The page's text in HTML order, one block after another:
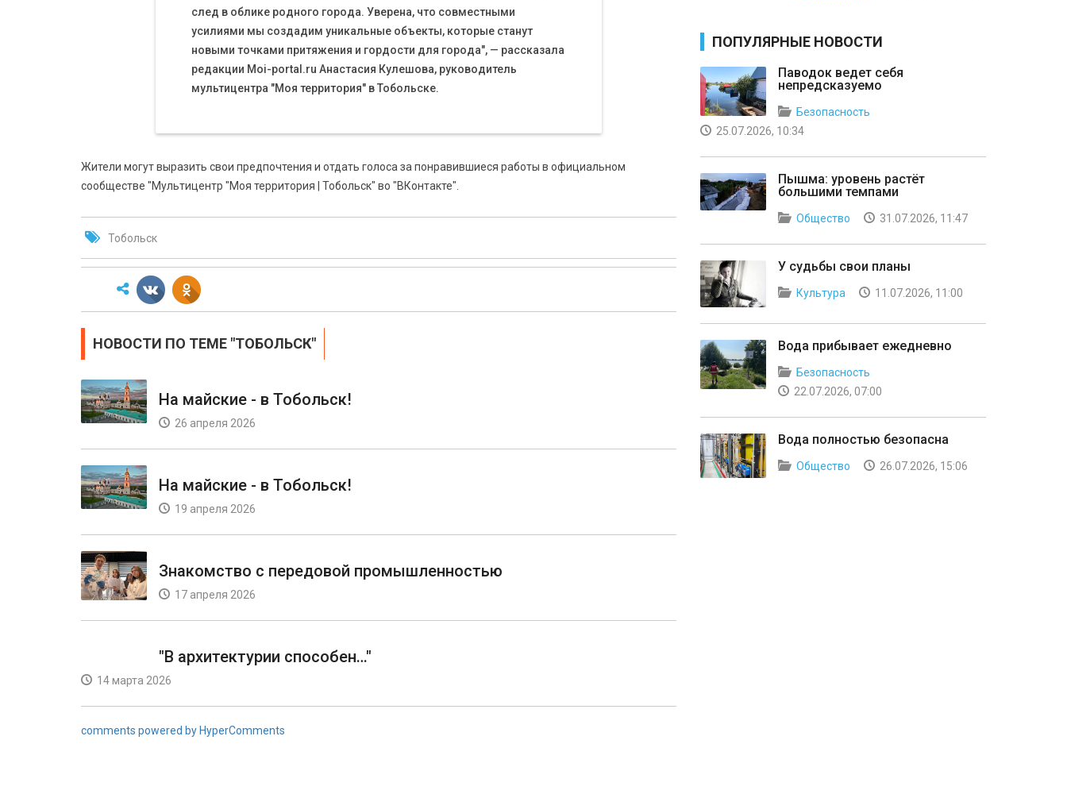
след в облике родного города. Уверена, что совместными
усилиями мы создадим уникальные объекты, которые станут
новыми точками притяжения и гордости для города", — рассказала
редакции Moi-portal.ru Анастасия Кулешова, руководитель
мультицентра "Моя территория" в Тобольске.
Жители могут выразить свои предпочтения и отдать голоса за понравившиеся работы в официальном
сообществе "Мультицентр "Моя территория | Тобольск" во "ВКонтакте".
Тобольск
НОВОСТИ ПО ТЕМЕ "ТОБОЛЬСК"
На майские - в Тобольск!
26 апреля 2026
На майские - в Тобольск!
19 апреля 2026
Знакомство с передовой промышленностью
17 апреля 2026
"В архитектурии способен…"
14 марта 2026
comments powered by HyperComments
ПОПУЛЯРНЫЕ НОВОСТИ
Паводок ведет себя
непредсказуемо
Безопасность
25.07.2026, 10:34
Пышма: уровень растёт
большими темпами
Общество 31.07.2026, 11:47
У судьбы свои планы
Культура 11.07.2026, 11:00
Вода прибывает ежедневно
Безопасность
22.07.2026, 07:00
Вода полностью безопасна
Общество 26.07.2026, 15:06